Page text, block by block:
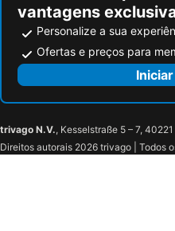
vantagens
Personalize a sua
Ofertas e preços para
trivago N.V., Kesselstraße 5 – 7,
Direitos autorais 2026 trivago | Todos